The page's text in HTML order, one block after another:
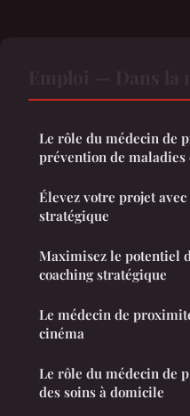
Le rôle du médecin de
prévention de maladies
Élevez votre projet
stratégique
Maximisez le potentiel
coaching stratégique
Le médecin de
cinéma
Le rôle du médecin de
des soins à domicile